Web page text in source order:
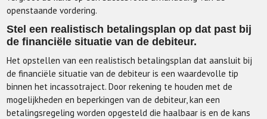
openstaande vordering.
Stel een realistisch betalingsplan op dat past bij
de financiële situatie van de debiteur.
Het opstellen van een realistisch betalingsplan dat aansluit bij
de financiële situatie van de debiteur is een waardevolle tip
binnen het incassotraject. Door rekening te houden met de
mogelijkheden en beperkingen van de debiteur, kan een
betalingsregeling worden opgesteld die haalbaar is en de kans